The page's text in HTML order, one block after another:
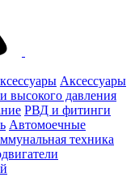
Аксессуары
высокого давления
РВД и фитинги
Автомоечные
техника